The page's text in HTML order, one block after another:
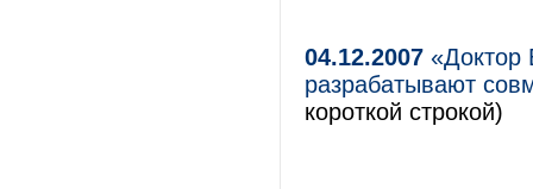
04.12.2007 «Доктор
разрабатывают
короткой строкой)